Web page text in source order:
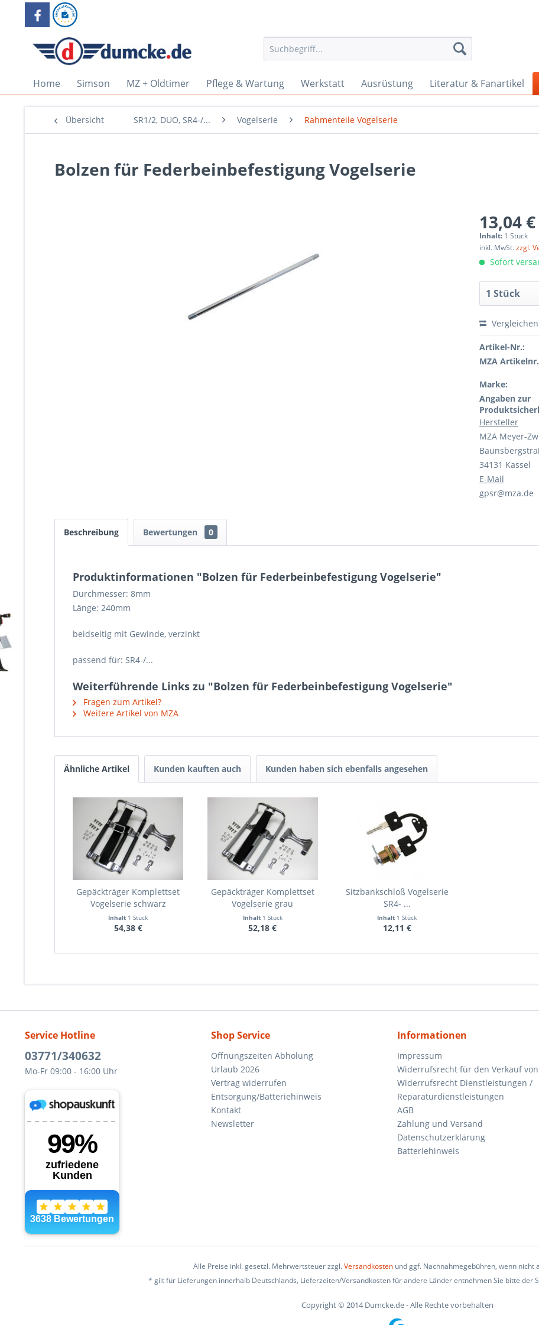
Home Simson MZ + Oldtimer Pflege & Wartung Werkstatt Ausrüstung Literatur & Fanartikel
Übersicht SR1/2, DUO, SR4-/... Vogelserie Rahmenteile Vogelserie
Bolzen für Federbeinbefestigung Vogelserie
13,04 €
Inhalt: 1 Stück
inkl. MwSt.zzgl.
Sofort
Vergleichen
Artikel-Nr.:
MZA
Marke:
Angaben zur
Hersteller
MZA Meyer-
34131 Kassel
E-Mail
gpsr@mza.de
Beschreibung Bewertungen 0
Produktinformationen "Bolzen für Federbeinbefestigung Vogelserie"
Durchmesser: 8mm
Länge: 240mm
beidseitig mit Gewinde, verzinkt
passend für: SR4-/...
Weiterführende Links zu "Bolzen für Federbeinbefestigung Vogelserie"
Fragen zum Artikel?
Weitere Artikel von MZA
Ähnliche Artikel Kunden kauften auch Kunden haben sich ebenfalls angesehen
Gepäckträger Komplettset
Vogelserie schwarz
Inhalt 1 Stück
54,38 €
Gepäckträger Komplettset
Vogelserie grau
Inhalt 1 Stück
52,18 €
Sitzbankschloß Vogelserie
SR4- ...
Inhalt 1 Stück
12,11 €
Service Hotline
03771/340632
Mo-Fr 09:00 - 16:00 Uhr
Shop Service
Öffnungszeiten Abholung
Urlaub 2026
Vertrag widerrufen
Entsorgung/Batteriehinweis
Kontakt
Newsletter
Informationen
Impressum
Widerrufsrecht für den Verkauf
Widerrufsrecht Dienstleistungen /
Reparaturdienstleistungen
AGB
Zahlung und Versand
Datenschutzerklärung
Batteriehinweis
Alle Preise inkl. gesetzl. Mehrwertsteuer zzgl.Versandkostenund ggf. Nachnahmegebühren, wenn nicht
* gilt für Lieferungen innerhalb Deutschlands, Lieferzeiten/Versandkosten für andere Länder entnehmen Sie bitte der
Copyright © 2014 Dumcke.de - Alle Rechte vorbehalten